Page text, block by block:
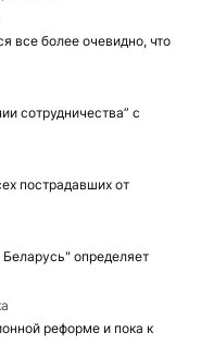
все более очевидно, что
сотрудничества” с
пострадавших от
определяет
реформе и пока к